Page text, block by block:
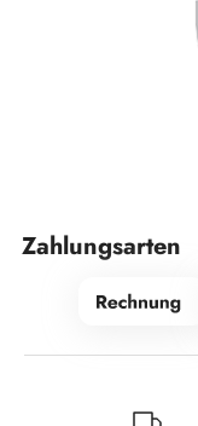
Zahlungsarten